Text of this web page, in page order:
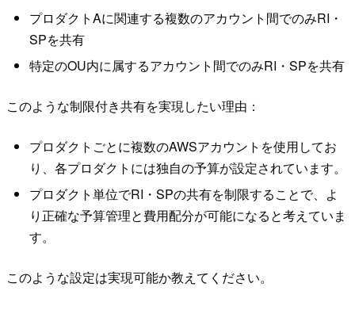
プロダクトAに関連する複数のアカウント間でのみRI・
SPを共有
特定のOU内に属するアカウント間でのみRI・SPを共有
このような制限付き共有を実現したい理由：
プロダクトごとに複数のAWSアカウントを使用してお
り、各プロダクトには独自の予算が設定されています。
プロダクト単位でRI・SPの共有を制限することで、よ
り正確な予算管理と費用配分が可能になると考えていま
す。
このような設定は実現可能か教えてください。